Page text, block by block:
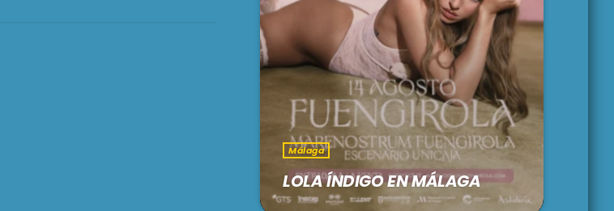
Málaga
LOLA ÍNDIGO EN MÁLAGA